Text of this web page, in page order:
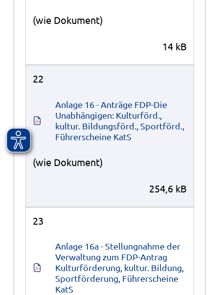
(wie Dokument)
14 kB
22
Anlage 16 - Anträge FDP-Die
Unabhängigen: Kulturförd.,
kultur. Bildungsförd., Sportförd.,
Führerscheine KatS
(wie Dokument)
254,6 kB
23
Anlage 16a - Stellungnahme der
Verwaltung zum FDP-Antrag
Kulturförderung, kultur. Bildung,
Sportförderung, Führerscheine
KatS